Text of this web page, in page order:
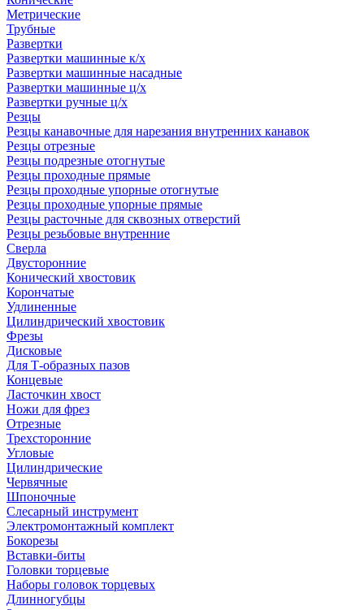
Метрические
Трубные
Развертки
Развертки машинные к/х
Развертки машинные насадные
Развертки машинные ц/х
Развертки ручные ц/х
Резцы
Резцы канавочные для нарезания внутренних канавок
Резцы отрезные
Резцы подрезные отогнутые
Резцы проходные прямые
Резцы проходные упорные отогнутые
Резцы проходные упорные прямые
Резцы расточные для сквозных отверстий
Резцы резьбовые внутренние
Сверла
Двусторонние
Конический хвостовик
Корончатые
Удлиненные
Цилиндрический хвостовик
Фрезы
Дисковые
Для Т-образных пазов
Концевые
Ласточкин хвост
Ножи для фрез
Отрезные
Трехсторонние
Угловые
Цилиндрические
Червячные
Шпоночные
Слесарный инструмент
Электромонтажный комплект
Бокорезы
Вставки-биты
Головки торцевые
Наборы головок торцевых
Длинногубцы